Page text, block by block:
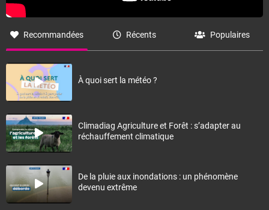
Recommandées Récents Populaires
À quoi sert la météo ?
Climadiag Agriculture et Forêt : s’adapter au
réchauffement climatique
De la pluie aux inondations : un phénomène
devenu extrême